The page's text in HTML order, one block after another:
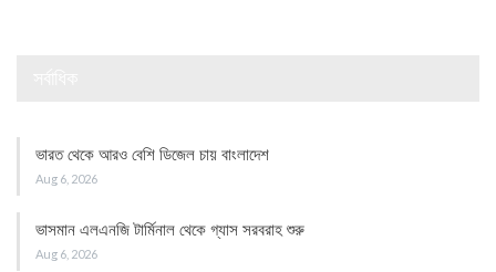
ভারত থেকে আরও বেশি ডিজেল চায় বাংলাদেশ
Aug 6, 2026
ভাসমান এলএনজি টার্মিনাল থেকে গ্যাস সরবরাহ শুরু
Aug 6, 2026